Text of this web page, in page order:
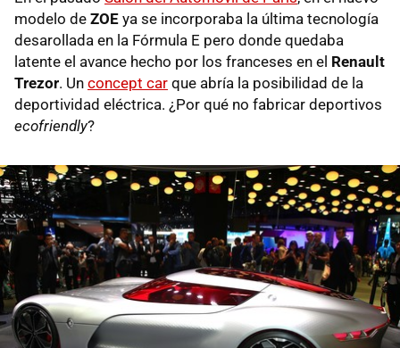
modelo de ZOE ya se incorporaba la última tecnología
desarollada en la Fórmula E pero donde quedaba
latente el avance hecho por los franceses en el Renault
Trezor. Un concept car que abría la posibilidad de la
deportividad eléctrica. ¿Por qué no fabricar deportivos
ecofriendly?